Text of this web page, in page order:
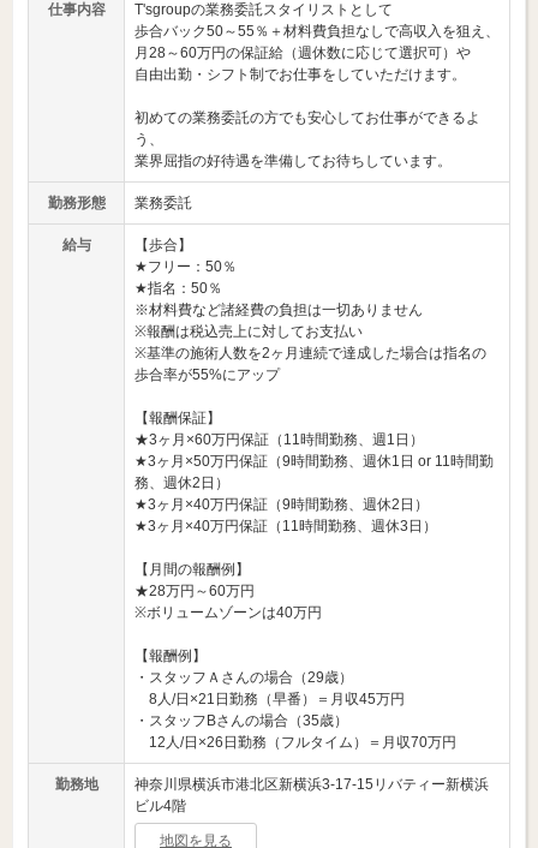
仕事内容
T'sgroupの業務委託スタイリストとして
歩合バック50～55％＋材料費負担なしで高収入を狙え、
月28～60万円の保証給（週休数に応じて選択可）や
自由出勤・シフト制でお仕事をしていただけます。
初めての業務委託の方でも安心してお仕事ができるよ
う、
業界屈指の好待遇を準備してお待ちしています。
勤務形態 業務委託
給与
【歩合】
★フリー：50％
★指名：50％
※材料費など諸経費の負担は一切ありません
※報酬は税込売上に対してお支払い
※基準の施術人数を2ヶ月連続で達成した場合は指名の
歩合率が55%にアップ
【報酬保証】
★3ヶ月×60万円保証（11時間勤務、週1日）
★3ヶ月×50万円保証（9時間勤務、週休1日 or 11時間勤
務、週休2日）
★3ヶ月×40万円保証（9時間勤務、週休2日）
★3ヶ月×40万円保証（11時間勤務、週休3日）
【月間の報酬例】
★28万円～60万円
※ボリュームゾーンは40万円
【報酬例】
・スタッフＡさんの場合（29歳）
8人/日×21日勤務（早番）＝月収45万円
・スタッフBさんの場合（35歳）
12人/日×26日勤務（フルタイム）＝月収70万円
勤務地
神奈川県横浜市港北区新横浜3-17-15リバティー新横浜
ビル4階
地図を見る